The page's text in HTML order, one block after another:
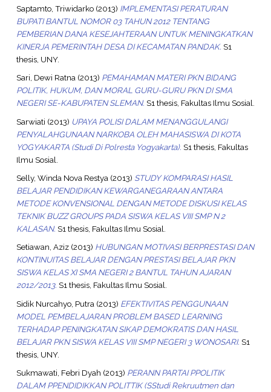
Saptamto, Triwidarko(2013) IMPLEMENTASI PERATURAN
BUPATI BANTUL NOMOR 03 TAHUN 2012 TENTANG
PEMBERIAN DANA KESEJAHTERAAN UNTUK MENINGKATKAN
KINERJA PEMERINTAH DESA DI KECAMATAN PANDAK. S1
thesis, UNY.
Sari, Dewi Ratna(2013) PEMAHAMAN MATERI PKN BIDANG
POLITIK, HUKUM, DAN MORAL GURU-GURU PKN DI SMA
NEGERI SE-KABUPATEN SLEMAN. S1 thesis, Fakultas Ilmu Sosial.
Sarwiati (2013) UPAYA POLISI DALAM MENANGGULANGI
PENYALAHGUNAAN NARKOBA OLEH MAHASISWA DI KOTA
YOGYAKARTA (Studi Di Polresta Yogyakarta). S1 thesis, Fakultas
Ilmu Sosial.
Selly, Winda Nova Restya (2013) STUDY KOMPARASI HASIL
BELAJAR PENDIDIKAN KEWARGANEGARAAN ANTARA
METODE KONVENSIONAL DENGAN METODE DISKUSI KELAS
TEKNIK BUZZ GROUPS PADA SISWA KELAS VIII SMP N 2
KALASAN. S1 thesis, Fakultas Ilmu Sosial.
Setiawan, Aziz(2013) HUBUNGAN MOTIVASI BERPRESTASI DAN
KONTINUITAS BELAJAR DENGAN PRESTASI BELAJAR PKN
SISWA KELAS XI SMA NEGERI 2 BANTUL TAHUN AJARAN
2012/2013. S1 thesis, Fakultas Ilmu Sosial.
Sidik Nurcahyo, Putra (2013) EFEKTIVITAS PENGGUNAAN
MODEL PEMBELAJARAN PROBLEM BASED LEARNING
TERHADAP PENINGKATAN SIKAP DEMOKRATIS DAN HASIL
BELAJAR PKN SISWA KELAS VIII SMP NEGERI 3 WONOSARI. S1
thesis, UNY.
Sukmawati, Febri Dyah (2013) PERANN PARTAI PPOLITIK
DALAM PPENDIDIKKAN POLITTIK (SStudi Rekruutmen dan